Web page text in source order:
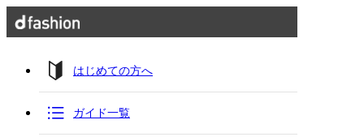
はじめての方へ
ガイド一覧